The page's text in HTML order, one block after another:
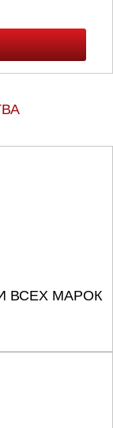
ВСЕХ МАРОК